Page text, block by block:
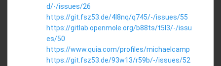
d/-/issues/26
https://git.fsz53.de/4l8nq/q745/-/issues/55
https://gitlab.openmole.org/b88ts/t5l3/-/issu
es/50
https://www.quia.com/profiles/michaelcamp
https://git.fsz53.de/93w13/r59b/-/issues/52